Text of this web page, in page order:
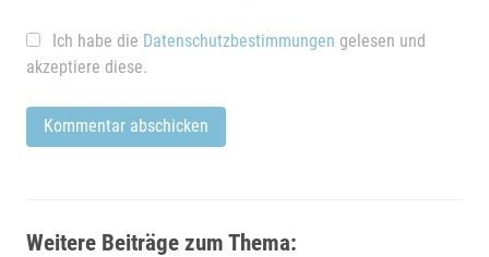
Ich habe die Datenschutzbestimmungen gelesen und
akzeptiere diese.
Weitere Beiträge zum Thema: